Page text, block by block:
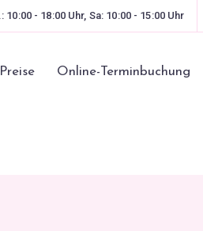
10:00 - 18:00 Uhr, Sa: 10:00 - 15:00 Uhr
Preise Online-Terminbuchung